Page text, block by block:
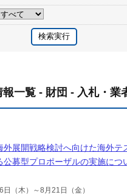
一覧 - 財団 - 入札・業
外展開戦略検討へ向けた海外テ
公募型プロポーザルの実施につ
（木）～8月21日（金）